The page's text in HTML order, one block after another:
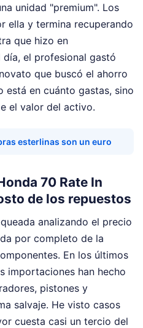
unidad "premium". Los
ella y termina recuperando
que hizo en
el profesional gastó
que buscó el ahorro
está en cuánto gastas, sino
el valor del activo.
esterlinas son un euro
70 Rate In
de los repuestos
analizando el precio
por completo de la
En los últimos
importaciones han hecho
pistones y
salvaje. He visto casos
cuesta casi un tercio del